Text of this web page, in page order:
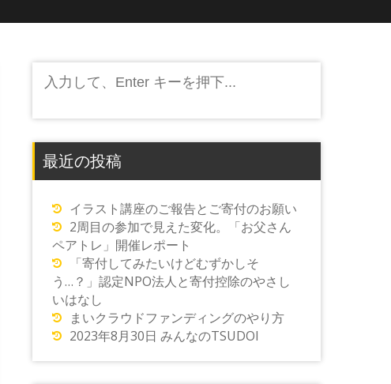
索:
最近の投稿
イラスト講座のご報告とご寄付のお願い
2周目の参加で見えた変化。「お父さん
ペアトレ」開催レポート
「寄付してみたいけどむずかしそ
う…？」認定NPO法人と寄付控除のやさし
いはなし
まいクラウドファンディングのやり方
2023年8月30日 みんなのTSUDOI